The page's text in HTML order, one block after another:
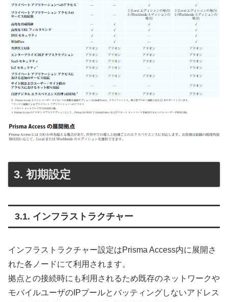
初期設定
インフラストラクチャー
インフラストラクチャー設定はPrisma Access内に展開さ
れた各ノードにて利用されます。
拠点との接続時にも利用されるため既存のネットワークや
モバイルユーザのIPプールとバッティングしないアドレス